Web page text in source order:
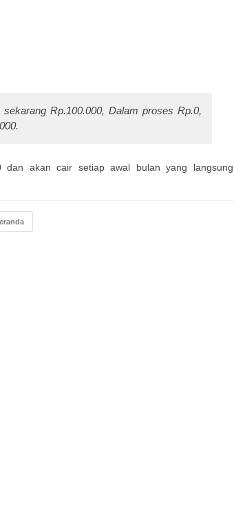
Rp.100.000, Dalam proses Rp.0,
dan akan cair setiap awal bulan yang langsung